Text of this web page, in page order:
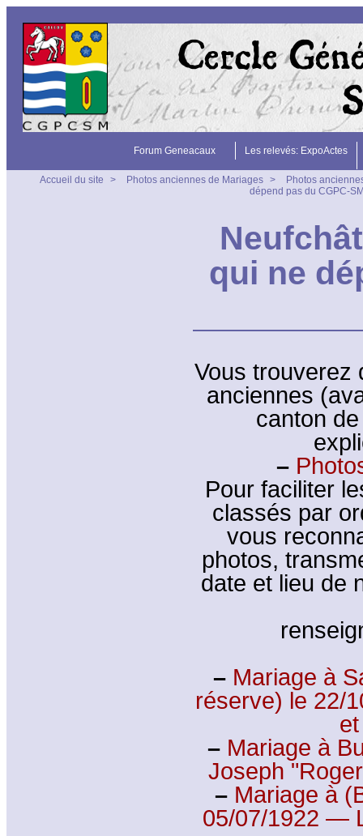
Forum Geneacaux Les relevés: ExpoActes
Accueil du site > Photos anciennes de Mariages >
Photos
dépend pas du CGPC-
qui ne
Vous trouverez
anciennes
canton
–
Pour faciliter
classés par
vous
photos,
date et lieu de
– Mariage à
réserve) le 22/
– Mariage à
Joseph
– Mariage à
05/07/1922 —